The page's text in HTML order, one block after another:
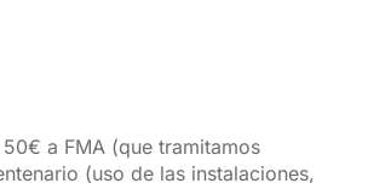
a FMA (que tramitamos
(uso de las instalaciones,